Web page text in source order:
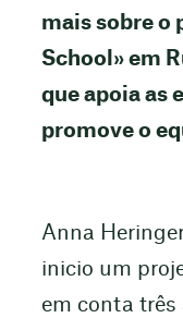
mais sobre o
School» em
que apoia as
promove o
Anna
inicio um
em conta três